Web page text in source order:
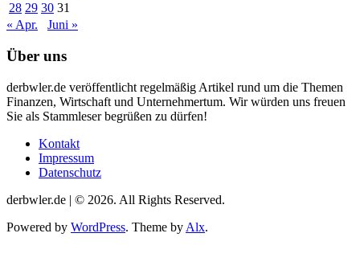
28 29 30 31
« Apr.
Juni »
Über uns
derbwler.de veröffentlicht regelmäßig Artikel rund um die Themen
Finanzen, Wirtschaft und Unternehmertum. Wir würden uns freuen
Sie als Stammleser begrüßen zu dürfen!
Kontakt
Impressum
Datenschutz
derbwler.de | © 2026. All Rights Reserved.
Powered by WordPress. Theme by Alx.